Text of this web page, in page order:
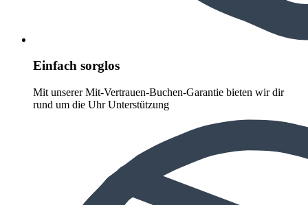
Einfach sorglos
Mit unserer Mit-Vertrauen-Buchen-Garantie bieten wir dir
rund um die Uhr Unterstützung